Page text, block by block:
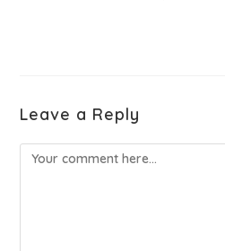
Leave a Reply